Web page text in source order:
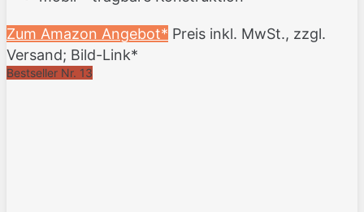
Zum Amazon Angebot* Preis inkl. MwSt., zzgl.
Versand; Bild-Link*
Bestseller Nr. 13